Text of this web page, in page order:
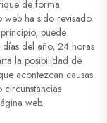
de forma
web ha sido revisado
puede
del año, 24 horas
la posibilidad de
acontezcan causas
circunstancias
web.